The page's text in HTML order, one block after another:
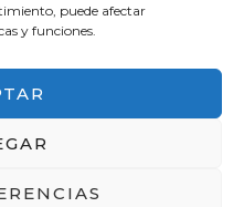
puede afectar
y funciones.
– NextGenerationEU